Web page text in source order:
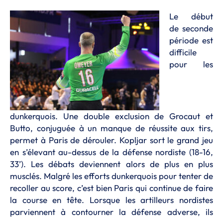
Le début
de seconde
période est
difficile
pour les
dunkerquois. Une double exclusion de Grocaut et
Butto, conjuguée à un manque de réussite aux tirs,
permet à Paris de dérouler. Kopljar sort le grand jeu
en s’élevant au-dessus de la défense nordiste (18-16,
33’). Les débats deviennent alors de plus en plus
musclés. Malgré les efforts dunkerquois pour tenter de
recoller au score, c’est bien Paris qui continue de faire
la course en tête. Lorsque les artilleurs nordistes
parviennent à contourner la défense adverse, ils